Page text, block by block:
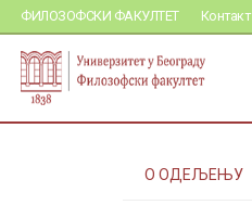
ФИЛОЗОФСКИ ФАКУЛТЕТ Контакт
О ОДЕЉЕЊУ